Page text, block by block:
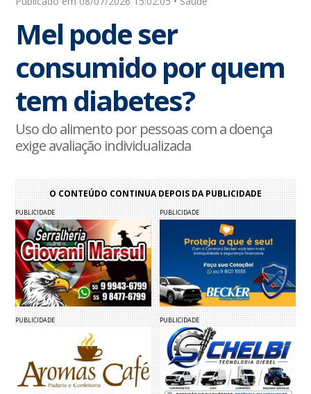
Mel pode ser
consumido por quem
tem diabetes?
Uso do alimento por pessoas com a doença
exige avaliação individualizada
O CONTEÚDO CONTINUA DEPOIS DA PUBLICIDADE
PUBLICIDADE PUBLICIDADE
PUBLICIDADE PUBLICIDADE